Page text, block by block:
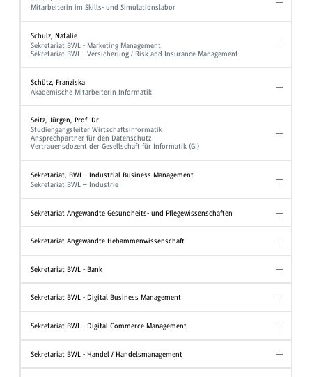
Mitarbeiterin im Skills- und Simulationslabor
Schulz, Natalie
Sekretariat BWL - Marketing Management
Sekretariat BWL - Versicherung / Risk and Insurance Management
Schütz, Franziska
Akademische Mitarbeiterin Informatik
Seitz, Jürgen, Prof. Dr.
Studiengangsleiter Wirtschaftsinformatik
Ansprechpartner für den Datenschutz
Vertrauensdozent der Gesellschaft für Informatik (GI)
Sekretariat, BWL - Industrial Business Management
Sekretariat BWL – Industrie
Sekretariat Angewandte Gesundheits- und Pflegewissenschaften
Sekretariat Angewandte Hebammenwissenschaft
Sekretariat BWL - Bank
Sekretariat BWL - Digital Business Management
Sekretariat BWL - Digital Commerce Management
Sekretariat BWL - Handel / Handelsmanagement